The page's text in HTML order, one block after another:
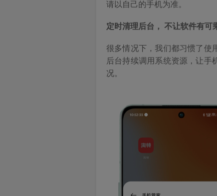
请以自己的手机为准。
定时清理后台， 不让软件有可
很多情况下，我们都习惯了使
后台持续调用系统资源，让手
况。